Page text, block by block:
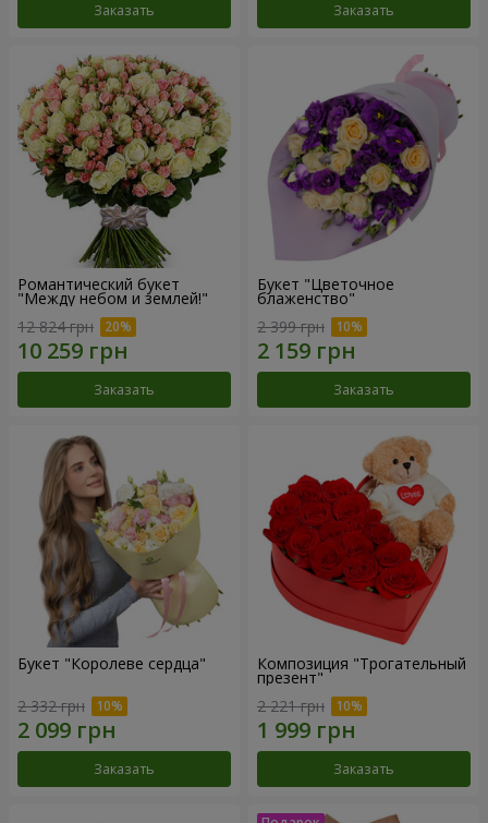
Заказать Заказать
Романтический букет
"Между небом и землей!"
12 824 грн
Заказать
Букет "Цветочное
блаженство"
2 399 грн
Заказать
Букет "Королеве сердца"
2 332 грн
Заказать
Композиция "Трогательный
презент"
2 221 грн
Заказать